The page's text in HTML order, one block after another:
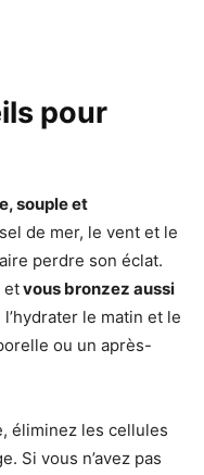
pour
souple et
de mer, le vent et le
perdre son éclat.
etvous bronzez aussi
le matin et le
ou un après-
éliminez les cellules
Si vous n’avez pas